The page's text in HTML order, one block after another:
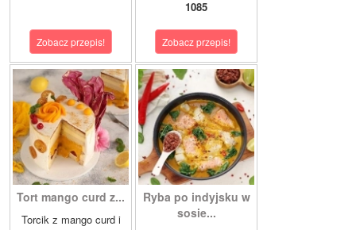
Zobacz przepis!
1085
Zobacz przepis!
Tort mango curd z...
Torcik z mango curd i
Ryba po indyjsku w
sosie...